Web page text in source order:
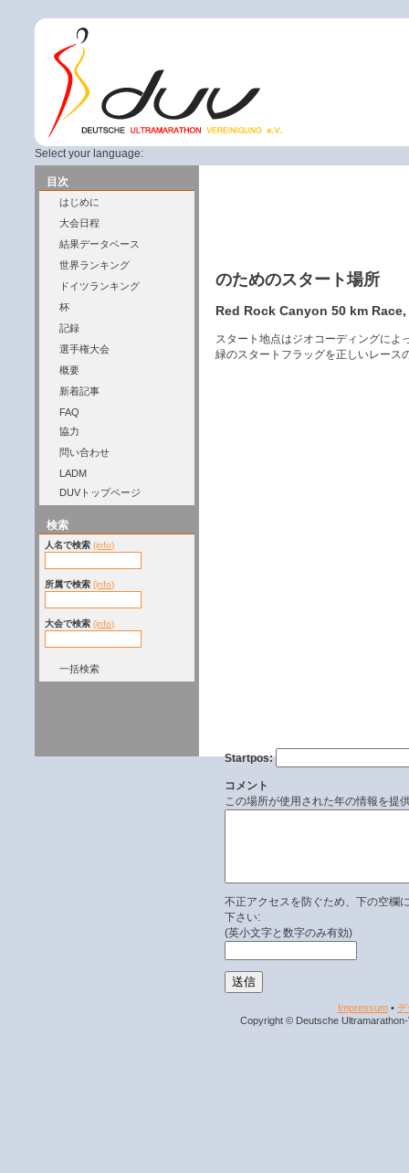
Select your language:
目次
はじめに
大会日程
結果データベース
世界ランキング
ドイツランキング
杯
記録
選手権大会
概要
新着記事
FAQ
協力
問い合わせ
LADM
DUVトップページ
検索
人名で検索 (info)
所属で検索 (info)
大会で検索 (info)
一括検索
のためのスタート場所
Red Rock Canyon 50 km
スタート地点はジオコーディングに
緑のスタートフラッグを正しいレース
Startpos:
コメント
この場所が使用された年の情報を提
不正アクセスを防ぐため、下の空欄
下さい:
(英小文字と数字のみ有効)
Impressum• デ
Copyright © Deutsche